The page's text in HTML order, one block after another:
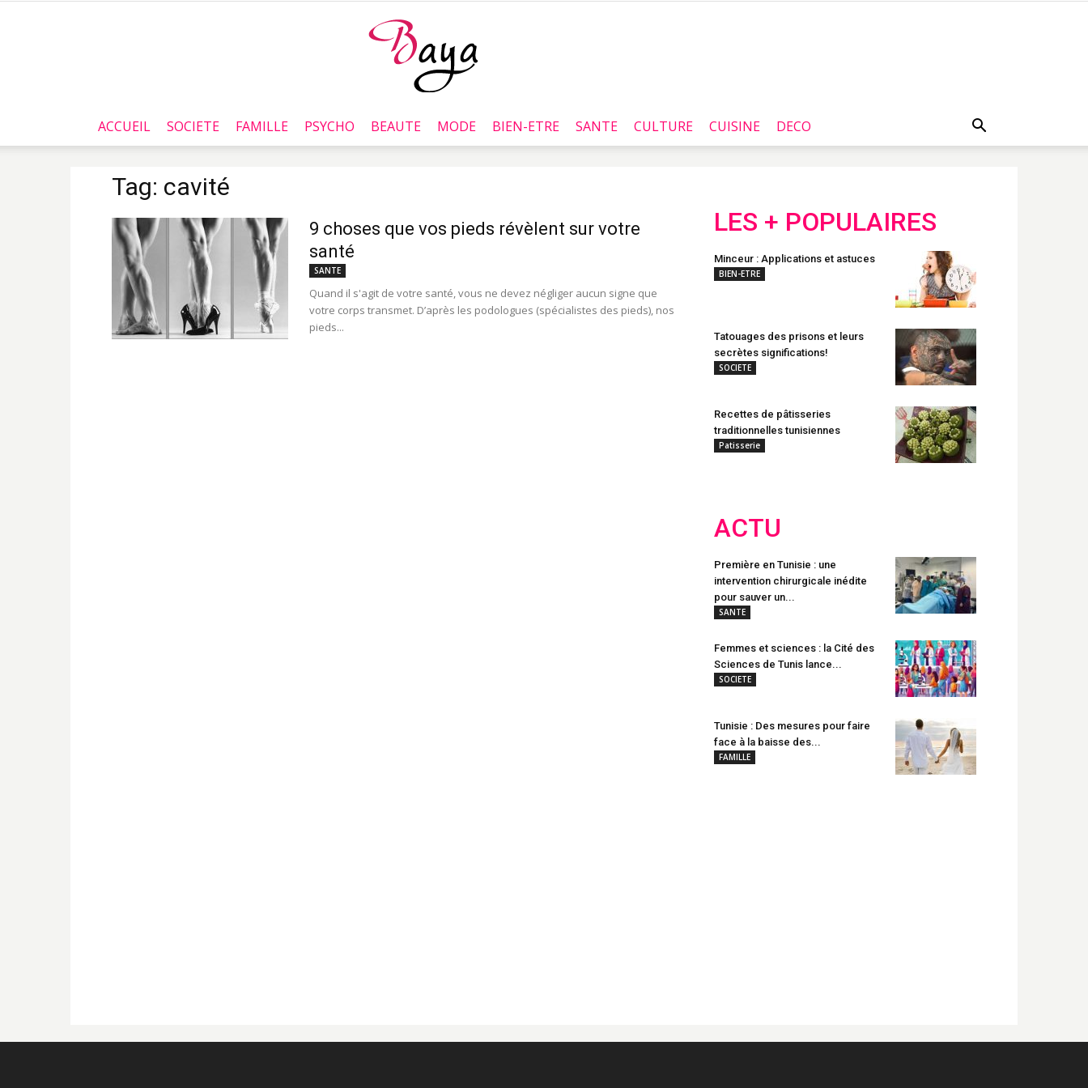
Baya.tn
ACCUEIL SOCIETE FAMILLE PSYCHO BEAUTE MODE BIEN-ETRE SANTE CULTURE CUISINE DECO
Tag: cavité
9 choses que vos pieds révèlent sur votre
santé
SANTE
Quand il s'agit de votre santé, vous ne devez négliger aucun signe que
votre corps transmet. D’après les podologues (spécialistes des pieds), nos
pieds...
LES + POPULAIRES
Minceur : Applications et astuces
BIEN-ETRE
Tatouages des prisons et leurs
secrètes significations!
SOCIETE
Recettes de pâtisseries
traditionnelles tunisiennes
Patisserie
ACTU
Première en Tunisie : une
intervention chirurgicale inédite
pour sauver un...
SANTE
Femmes et sciences : la Cité des
Sciences de Tunis lance...
SOCIETE
Tunisie : Des mesures pour faire
face à la baisse des...
FAMILLE